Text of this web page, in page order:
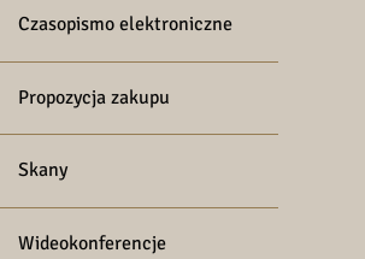
Czasopismo elektroniczne
Propozycja zakupu
Skany
Wideokonferencje